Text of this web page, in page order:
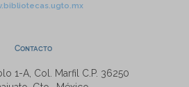
Contacto
1-A, Col. Marfil C.P. 36250